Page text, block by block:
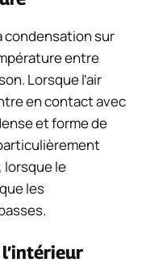
condensation sur
entre
Lorsque l’air
en contact avec
et forme de
lorsque le
les